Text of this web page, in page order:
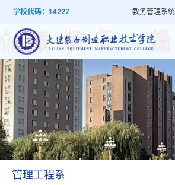
学校代码：14227 教务管理系统
概
况
建
设
管
理
设
置
工
作
就
业
培
训
管理工程系